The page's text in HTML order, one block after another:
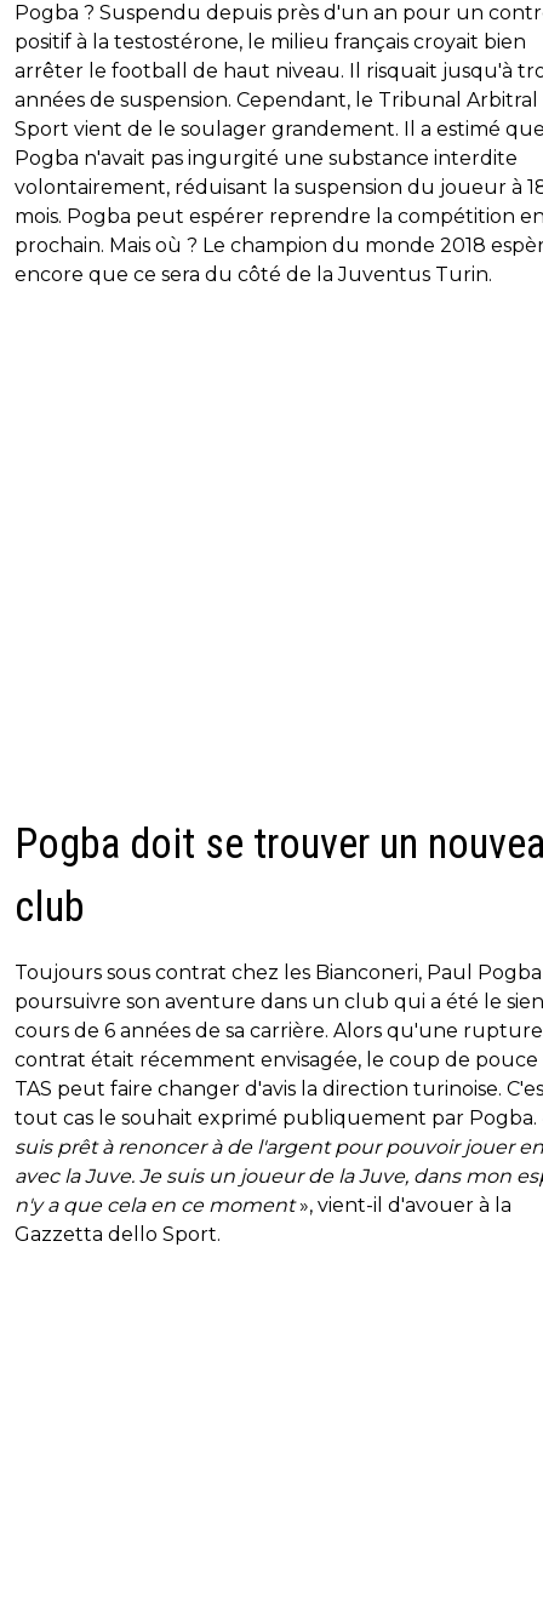
Pogba ? Suspendu depuis près d'un an pour un
positif à la testostérone, le milieu français croyait bien
arrêter le football de haut niveau. Il risquait jusqu'à
années de suspension. Cependant, le Tribunal
Sport vient de le soulager grandement. Il a estimé
Pogba n'avait pas ingurgité une substance interdite
volontairement, réduisant la suspension du joueur à
mois. Pogba peut espérer reprendre la compétition
prochain. Mais où ? Le champion du monde 2018
encore que ce sera du côté de la Juventus Turin.
Pogba doit se trouver un
club
Toujours sous contrat chez les Bianconeri, Paul
poursuivre son aventure dans un club qui a été le
cours de 6 années de sa carrière. Alors qu'une
contrat était récemment envisagée, le coup de
TAS peut faire changer d'avis la direction turinoise.
tout cas le souhait exprimé publiquement par Pogba.
suis prêt à renoncer à de l'argent pour pouvoir jouer
avec la Juve. Je suis un joueur de la Juve, dans mon
n'y a que cela en ce moment», vient-il d'avouer à la
Gazzetta dello Sport.